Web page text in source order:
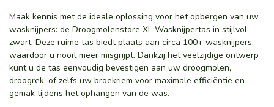
Maak kennis met de ideale oplossing voor het opbergen van uw
wasknijpers: de Droogmolenstore XL Wasknijpertas in stijlvol
zwart. Deze ruime tas biedt plaats aan circa 100+ wasknijpers,
waardoor u nooit meer misgrijpt. Dankzij het veelzijdige ontwerp
kunt u de tas eenvoudig bevestigen aan uw droogmolen,
droogrek, of zelfs uw broekriem voor maximale efficiëntie en
gemak tijdens het ophangen van de was.